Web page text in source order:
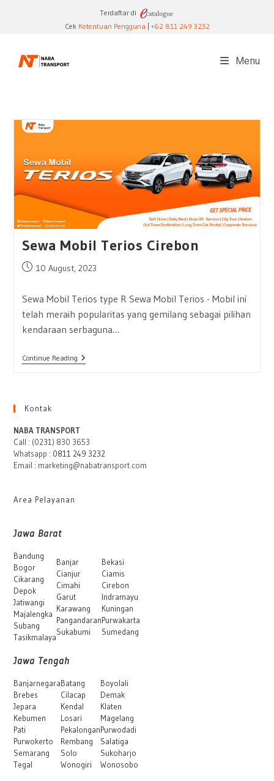
Terdaftar di
CekKetentuan Pengguna +62 811 249 3232
Menu
Sewa Mobil Terios Cirebon
Post10 August, 2023
Sewa Mobil Terios type R Sewa Mobil Terios - Mobil ini
telah meraih popularitas yang gemilang sebagai pilihan
kendaraan serbaguna…
Continue ReadingSewa
Mobil
Kontak
NABA TRANSPORT
Call : (0231) 830 3653
Whatsapp : 0811 249 3232
Email : marketing@nabatransport.com
Area Pelayanan
Jawa Barat
Bandung
Bogor
Cikarang
Depok
Jatiwangi
Majalengka
Subang
Tasikmalaya
Banjar
Cianjur
Cimahi
Garut
Karawang
Pangandaran
Sukabumi
Bekasi
Ciamis
Cirebon
Indramayu
Kuningan
Purwakarta
Sumedang
Jawa Tengah
Banjarnegara
Brebes
Jepara
Kebumen
Pati
Purwokerto
Semarang
Tegal
Batang
Cilacap
Kendal
Losari
Pekalongan
Rembang
Solo
Wonogiri
Boyolali
Demak
Klaten
Magelang
Purwodadi
Salatiga
Sukoharjo
Wonosobo